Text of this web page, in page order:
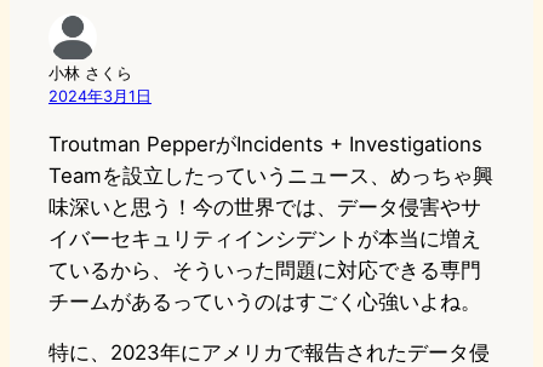
小林 さくら
2024年3月1日
Troutman PepperがIncidents + Investigations
Teamを設立したっていうニュース、めっちゃ興
味深いと思う！今の世界では、データ侵害やサ
イバーセキュリティインシデントが本当に増え
ているから、そういった問題に対応できる専門
チームがあるっていうのはすごく心強いよね。
特に、2023年にアメリカで報告されたデータ侵